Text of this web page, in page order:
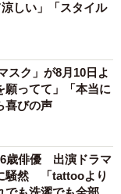
チャンネル
る。同チャンネ
ンター作品・電子
る方はぜひご覧い
しい」「スタイル
スク」が8月10日よ
ってて」「本当に
喜びの声
歳俳優 出演ドラマ
騒然 「tattooより